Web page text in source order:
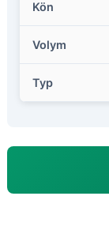
Kön
Volym
Typ